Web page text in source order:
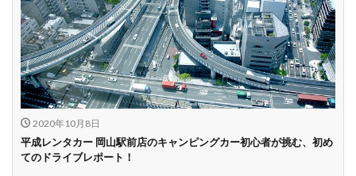
2020年10月8日
平成レンタカー 岡山駅前店のキャンピングカー初心者が挑む、初め
てのドライブレポート！